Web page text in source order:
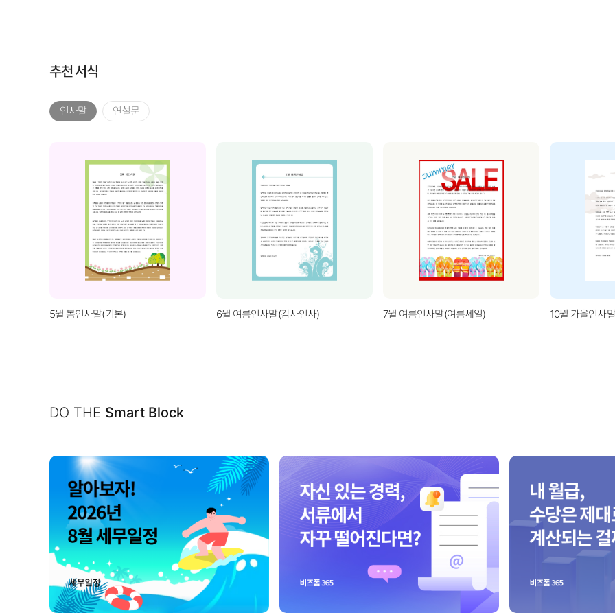
추천 서식
인사말 연설문
5월 봄인사말(기본) 6월 여름인사말(감사인사) 7월 여름인사말(여름세일) 10월 가을인사
DO THE Smart Block